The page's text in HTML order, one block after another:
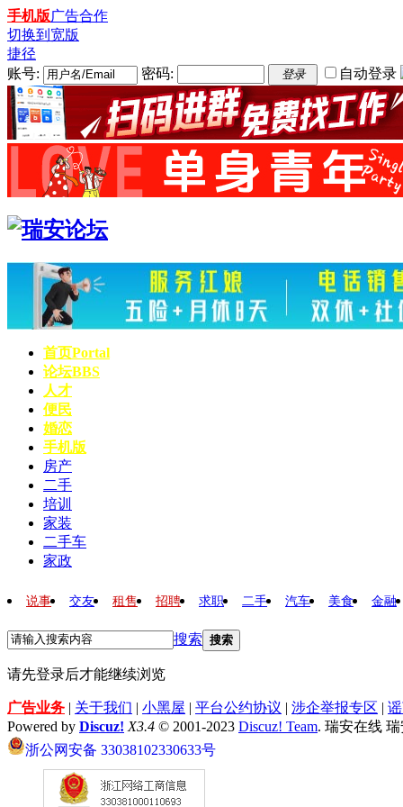
手机版广告合作
切换到宽版
捷径
账号:
密码: 登录 自动登录
首页Portal
论坛BBS
人才
便民
婚恋
手机版
房产
二手
培训
家装
二手车
家政
说事 交友 租售 招聘 求职 二手 汽车 美食 金融
搜索 搜索
请先登录后才能继续浏览
广告业务 | 关于我们 | 小黑屋 | 平台公约协议 | 涉企举报专区 |
Powered by Discuz! X3.4 © 2001-2023 Discuz! Team. 瑞安在线
浙公网安备 33038102330633号